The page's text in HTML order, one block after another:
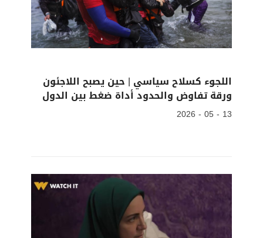
اللجوء كسلاح سياسي | حين يصبح اللاجئون
ورقة تفاوض والحدود أداة ضغط بين الدول
13 - 05 - 2026